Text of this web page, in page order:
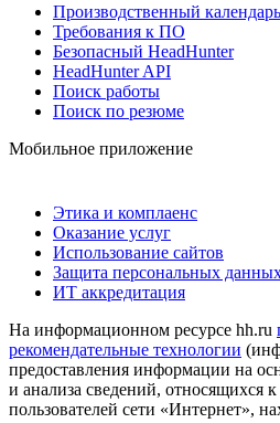
Производственный календарь
Требования к ПО
Безопасный HeadHunter
HeadHunter API
Поиск работы
Поиск по резюме
Мобильное приложение
Этика и комплаенс
Оказание услуг
Использование сайтов
Защита персональных
ИТ аккредитация
На информационном ресурсе hh.ru
рекомендательные технологии
предоставления информации на
и анализа сведений, относящихся
пользователей сети «Интернет»,